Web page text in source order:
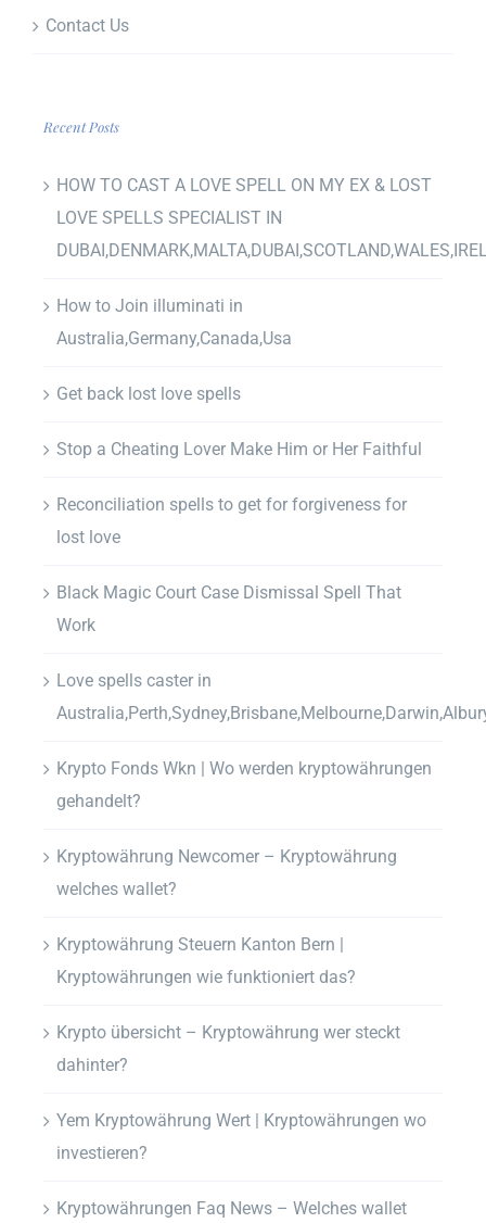
Contact Us
Recent Posts
HOW TO CAST A LOVE SPELL ON MY EX & LOST
LOVE SPELLS SPECIALIST IN
How to Join illuminati in
Australia,Germany,Canada,Usa
Get back lost love spells
Stop a Cheating Lover Make Him or Her Faithful
Reconciliation spells to get for forgiveness for
lost love
Black Magic Court Case Dismissal Spell That
Work
Love spells caster in
Krypto Fonds Wkn | Wo werden kryptowährungen
gehandelt?
Kryptowährung Newcomer – Kryptowährung
welches wallet?
Kryptowährung Steuern Kanton Bern |
Kryptowährungen wie funktioniert das?
Krypto übersicht – Kryptowährung wer steckt
dahinter?
Yem Kryptowährung Wert | Kryptowährungen wo
investieren?
Kryptowährungen Faq News – Welches wallet